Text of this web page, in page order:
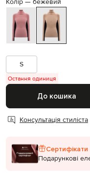
Колір — бежевий
S
Остання одиниця
До кошика
Консультація стиліста
Сертифікати
Подарункові